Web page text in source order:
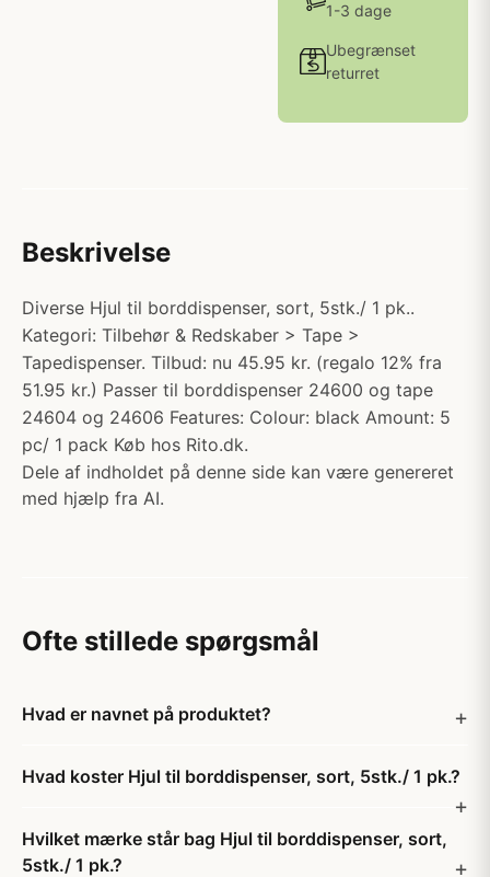
1-3 dage
Ubegrænset
returret
Beskrivelse
Diverse Hjul til borddispenser, sort, 5stk./ 1 pk..
Kategori: Tilbehør & Redskaber > Tape >
Tapedispenser. Tilbud: nu 45.95 kr. (regalo 12% fra
51.95 kr.) Passer til borddispenser 24600 og tape
24604 og 24606 Features: Colour: black Amount: 5
pc/ 1 pack Køb hos Rito.dk.
Dele af indholdet på denne side kan være genereret
med hjælp fra AI.
Ofte stillede spørgsmål
Hvad er navnet på produktet?
Hvad koster Hjul til borddispenser, sort, 5stk./ 1 pk.?
Hvilket mærke står bag Hjul til borddispenser, sort,
5stk./ 1 pk.?